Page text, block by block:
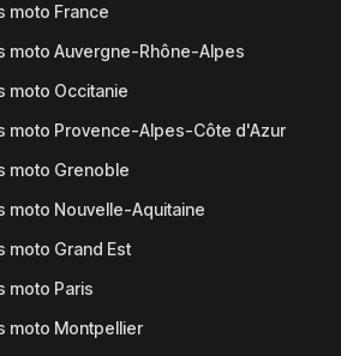
moto France
moto Auvergne-Rhône-Alpes
moto Occitanie
moto Provence-Alpes-Côte d'Azur
moto Grenoble
moto Nouvelle-Aquitaine
moto Grand Est
moto Paris
moto Montpellier